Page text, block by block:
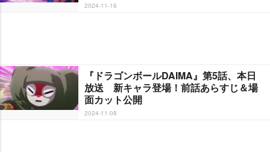
2024-11-16
『ドラゴンボールDAIMA』第5話、本日
放送 新キャラ登場！前話あらすじ＆場
面カット公開
2024-11-08